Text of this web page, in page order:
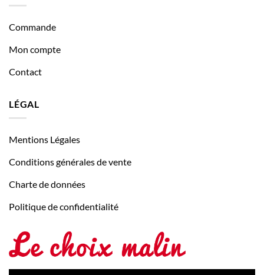
Commande
Mon compte
Contact
LÉGAL
Mentions Légales
Conditions générales de vente
Charte de données
Politique de confidentialité